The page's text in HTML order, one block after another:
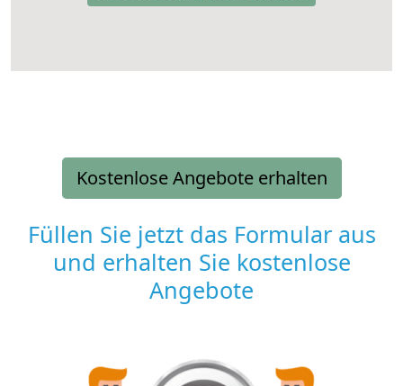
Kostenlose Angebote erhalten
Füllen Sie jetzt das Formular aus
und erhalten Sie kostenlose
Angebote